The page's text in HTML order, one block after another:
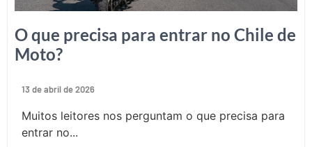
O que precisa para entrar no Chile de
Moto?
13 de abril de 2026
Muitos leitores nos perguntam o que precisa para
entrar no...